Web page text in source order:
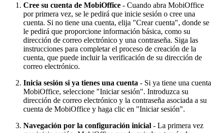
Cree su cuenta de MobiOffice - Cuando abra MobiOffice
por primera vez, se le pedirá que inicie sesión o cree una
cuenta. Si no tiene una cuenta, elija "Crear cuenta", donde se
le pedirá que proporcione información básica, como su
dirección de correo electrónico y una contraseña. Siga las
instrucciones para completar el proceso de creación de la
cuenta, que puede incluir la verificación de su dirección de
correo electrónico.
Inicia sesión si ya tienes una cuenta - Si ya tiene una cuenta
MobiOffice, seleccione "Iniciar sesión". Introduzca su
dirección de correo electrónico y la contraseña asociada a su
cuenta de MobiOffice y haga clic en "Iniciar sesión".
Navegación por la configuración inicial - La primera vez